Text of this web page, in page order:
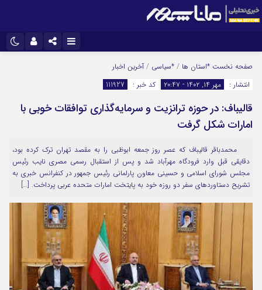
اینستاگرام
سروش
ایتا
آپارات
نام کاربری یا نشانی ایمیل
رمز عبور
مرا به خاطر بسپار
صفحه نخست *استان ها / *سیاسی / آخرین اخبار
انتشار :
مهر ۱۴, ۱۴۰۲ - ۲۰:۴۷ کد خبر : 111927
قالیباف: در حوزه ترانزیت و سرمایه‌گذاری توافقات خوبی با
امارات شکل گرفت
محمدباقر قالیباف که عصر روز جمعه ابوظبی را به مقصد تهران ترک کرده بود،
دقایقی قبل وارد فرودگاه مهرآباد شد و پس از استقبال رسمی مصری نایب رئیس
مجلس شورای اسلامی و حسینی معاون پارلمانی رئیس جمهور در کنفرانس خبری به
تشریح دستاوردهای سفر دو روزه خود به پایتخت امارات متحده عربی پرداخت. […]